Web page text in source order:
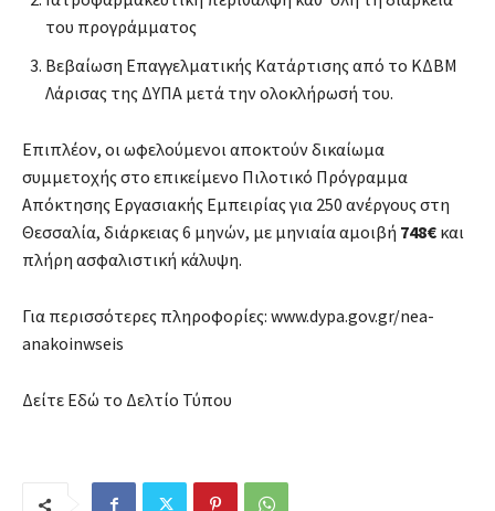
του προγράμματος
Βεβαίωση Επαγγελματικής Κατάρτισης από το ΚΔΒΜ
Λάρισας της ΔΥΠΑ μετά την ολοκλήρωσή του.
Επιπλέον, οι ωφελούμενοι αποκτούν δικαίωμα
συμμετοχής στο επικείμενο Πιλοτικό Πρόγραμμα
Απόκτησης Εργασιακής Εμπειρίας για 250 ανέργους στη
Θεσσαλία, διάρκειας 6 μηνών, με μηνιαία αμοιβή 748€ και
πλήρη ασφαλιστική κάλυψη.
Για περισσότερες πληροφορίες: www.dypa.gov.gr/nea-
anakoinwseis
Δείτε Εδώ το Δελτίο Τύπου